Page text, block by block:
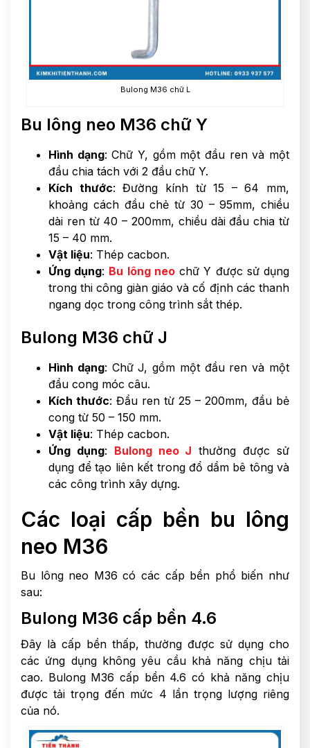
Bulong M36 chữ L
Bu lông neo M36 chữ Y
Hình dạng: Chữ Y, gồm một đầu ren và một
đầu chia tách với 2 đầu chữ Y.
Kích thước: Đường kính từ 15 – 64 mm,
khoảng cách đầu chẻ từ 30 – 95mm, chiều
dài ren từ 40 – 200mm, chiều dài đầu chia từ
15 – 40 mm.
Vật liệu: Thép cacbon.
Ứng dụng: Bu lông neochữ Y được sử dụng
trong thi công giàn giáo và cố định các thanh
ngang dọc trong công trình sắt thép.
Bulong M36 chữ J
Hình dạng: Chữ J, gồm một đầu ren và một
đầu cong móc câu.
Kích thước: Đầu ren từ 25 – 200mm, đầu bẻ
cong từ 50 – 150 mm.
Vật liệu: Thép cacbon.
Ứng dụng: Bulong neo J thường được sử
dụng để tạo liên kết trong đổ dầm bê tông và
các công trình xây dựng.
Các loại cấp bền bu lông
neo M36
Bu lông neo M36 có các cấp bền phổ biến như
sau:
Bulong M36 cấp bền 4.6
Đây là cấp bền thấp, thường được sử dụng cho
các ứng dụng không yêu cầu khả năng chịu tải
cao. Bulong M36 cấp bền 4.6 có khả năng chịu
được tải trọng đến mức 4 lần trọng lượng riêng
của nó.